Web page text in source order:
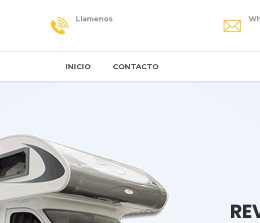
Llamenos
INICIO CONTACTO
DE